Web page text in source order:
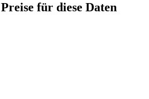
für diese Daten